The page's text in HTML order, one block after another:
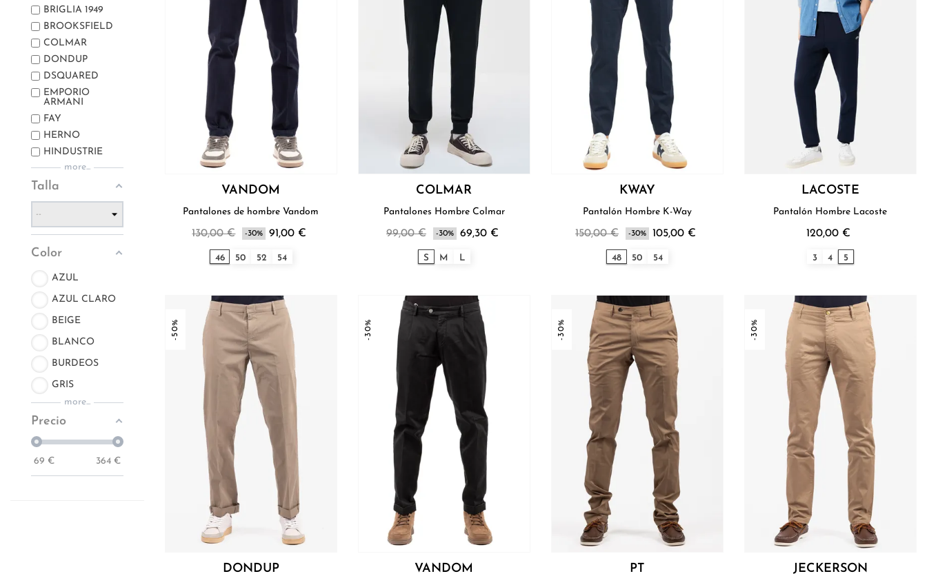
BRIGLIA 1949
BROOKSFIELD
COLMAR
DONDUP
DSQUARED
EMPORIO
ARMANI
FAY
HERNO
HINDUSTRIE
more...
Talla
Color
AZUL
AZUL CLARO
BEIGE
BLANCO
BURDEOS
GRIS
more...
Precio
69 € 364 €
VANDOM
Pantalones de hombre Vandom
130,00 € -30% 91,00 €
46 50 52 54
COLMAR
Pantalones Hombre Colmar
99,00 € -30% 69,30 €
S M L
KWAY
Pantalón Hombre K-Way
150,00 € -30% 105,00 €
48 50 54
LACOSTE
Pantalón Hombre Lacoste
120,00 €
3 4 5
-50%
DONDUP
-30%
VANDOM
-30%
PT
-30%
JECKERSON